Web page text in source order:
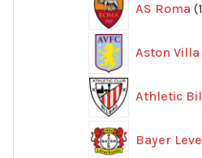
AS Roma
Aston Villa
Athletic
Bayer